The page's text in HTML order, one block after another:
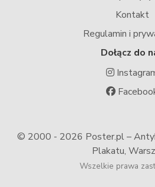
Kontakt
Regulamin i
Dołącz do
© 2000 - 2026 Poster.pl –
Plakatu,
Wszelkie prawa